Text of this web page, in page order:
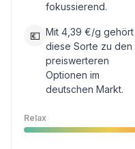
fokussierend.
💶 Mit 4,39 €/g gehört
diese Sorte zu den
preiswerteren
Optionen im
deutschen Markt.
Relax